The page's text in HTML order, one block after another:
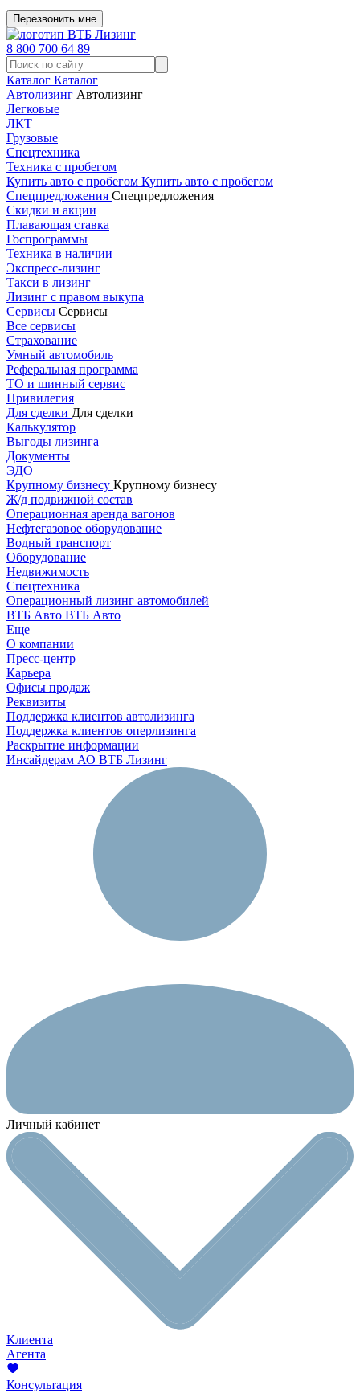
Перезвонить мне
8 800 700 64 89
Каталог Каталог
Автолизинг Автолизинг
Легковые
ЛКТ
Грузовые
Спецтехника
Техника с пробегом
Купить авто с пробегом Купить авто с пробегом
Спецпредложения Спецпредложения
Скидки и акции
Плавающая ставка
Госпрограммы
Техника в наличии
Экспресс-лизинг
Такси в лизинг
Лизинг с правом выкупа
Сервисы Сервисы
Все сервисы
Страхование
Умный автомобиль
Реферальная программа
ТО и шинный сервис
Привилегия
Для сделки Для сделки
Калькулятор
Выгоды лизинга
Документы
ЭДО
Крупному бизнесу Крупному бизнесу
Ж/д подвижной состав
Операционная аренда вагонов
Нефтегазовое оборудование
Водный транспорт
Оборудование
Недвижимость
Спецтехника
Операционный лизинг автомобилей
ВТБ Авто ВТБ Авто
Еще
О компании
Пресс-центр
Карьера
Офисы продаж
Реквизиты
Поддержка клиентов автолизинга
Поддержка клиентов оперлизинга
Раскрытие информации
Инсайдерам АО ВТБ Лизинг
Личный кабинет
Клиента
Агента
Консультация